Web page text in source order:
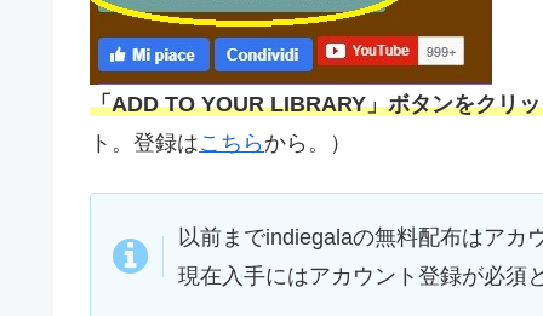
「ADD TO YOUR LIBRARY」ボタンをクリ
ト。登録はこちら から。）
以前までindiegalaの無料配布はアカ
現在入手にはアカウント登録が必須